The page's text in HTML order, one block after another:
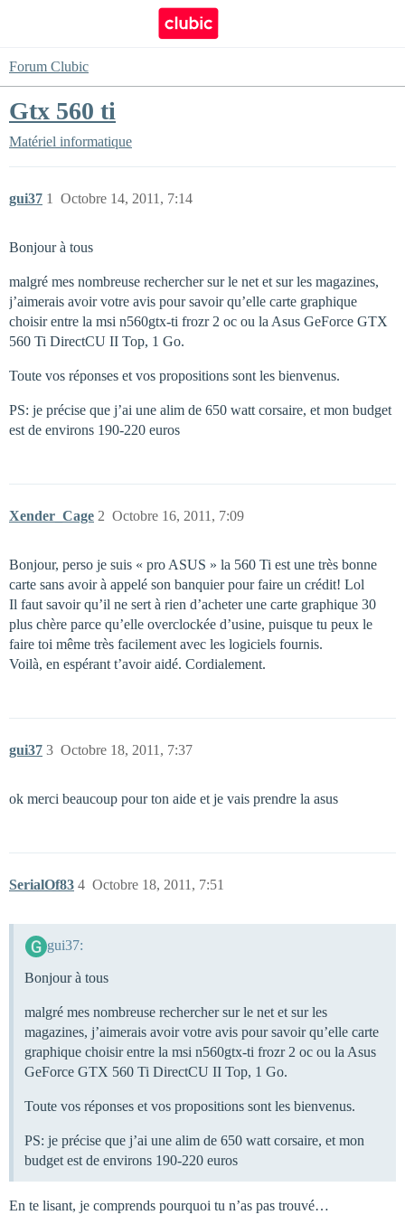
Forum Clubic
Gtx 560 ti
Matériel informatique
gui37 Octobre 14, 2011, 7:14
1
Bonjour à tous
malgré mes nombreuse rechercher sur le net et sur les magazines,
j’aimerais avoir votre avis pour savoir qu’elle carte graphique
choisir entre la msi n560gtx-ti frozr 2 oc ou la Asus GeForce GTX
560 Ti DirectCU II Top, 1 Go.
Toute vos réponses et vos propositions sont les bienvenus.
PS: je précise que j’ai une alim de 650 watt corsaire, et mon budget
est de environs 190-220 euros
Xender_Cage Octobre 16, 2011, 7:09
2
Bonjour, perso je suis « pro ASUS » la 560 Ti est une très bonne
carte sans avoir à appelé son banquier pour faire un crédit! Lol
Il faut savoir qu’il ne sert à rien d’acheter une carte graphique 30
plus chère parce qu’elle overclockée d’usine, puisque tu peux le
faire toi même très facilement avec les logiciels fournis.
Voilà, en espérant t’avoir aidé. Cordialement.
gui37 Octobre 18, 2011, 7:37
3
ok merci beaucoup pour ton aide et je vais prendre la asus
SerialOf83 Octobre 18, 2011, 7:51
4
gui37:
Bonjour à tous
malgré mes nombreuse rechercher sur le net et sur les
magazines, j’aimerais avoir votre avis pour savoir qu’elle carte
graphique choisir entre la msi n560gtx-ti frozr 2 oc ou la Asus
GeForce GTX 560 Ti DirectCU II Top, 1 Go.
Toute vos réponses et vos propositions sont les bienvenus.
PS: je précise que j’ai une alim de 650 watt corsaire, et mon
budget est de environs 190-220 euros
En te lisant, je comprends pourquoi tu n’as pas trouvé…